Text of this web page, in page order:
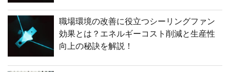
職場環境の改善に役立つシーリングファン
効果とは？エネルギーコスト削減と生産性
向上の秘訣を解説！